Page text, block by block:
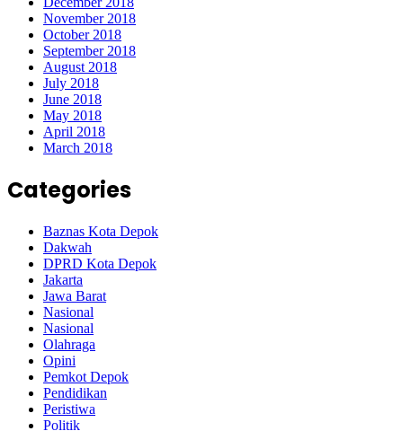
November 2018
October 2018
September 2018
August 2018
July 2018
June 2018
May 2018
April 2018
March 2018
Categories
Baznas Kota Depok
Dakwah
DPRD Kota Depok
Jakarta
Jawa Barat
Nasional
Nasional
Olahraga
Opini
Pemkot Depok
Pendidikan
Peristiwa
Politik